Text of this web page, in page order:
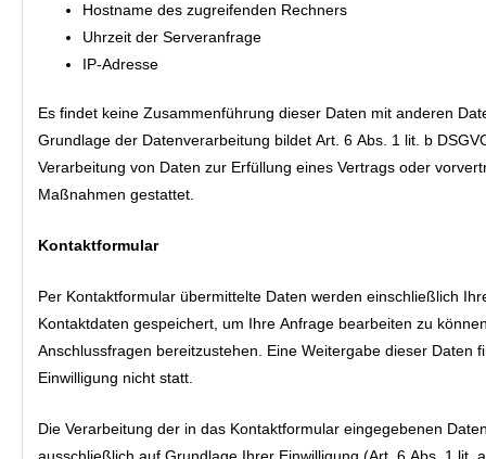
Hostname des zugreifenden Rechners
Uhrzeit der Serveranfrage
IP-Adresse
Es findet keine Zusammenführung dieser Daten mit anderen
Grundlage der Datenverarbeitung bildet Art. 6 Abs. 1 lit. b
Verarbeitung von Daten zur Erfüllung eines Vertrags oder
Maßnahmen gestattet.
Kontaktformular
Per Kontaktformular übermittelte Daten werden einschließlich
Kontaktdaten gespeichert, um Ihre Anfrage bearbeiten zu
Anschlussfragen bereitzustehen. Eine Weitergabe dieser Daten
Einwilligung nicht statt.
Die Verarbeitung der in das Kontaktformular eingegebenen